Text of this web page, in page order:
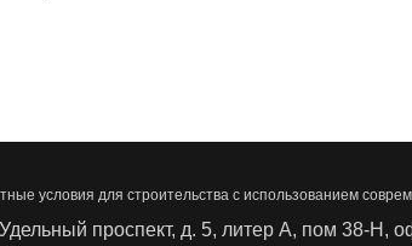
проспект, д. 5, литер А, пом 38-Н,
условия для строительства с использованием